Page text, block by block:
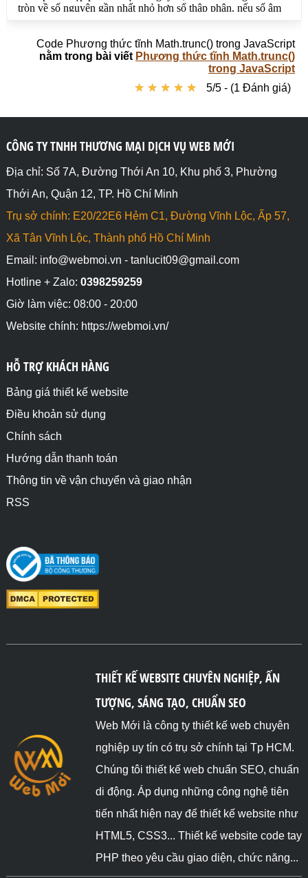
Code Phương thức tĩnh Math.trunc() trong JavaScript
nằm trong bài viết Phương thức tĩnh Math.trunc()
trong JavaScript
★ ★ ★ ★ ★
★ ★ ★ ★ ★ 5/5 - (1 Đánh giá)
CÔNG TY TNHH THƯƠNG MẠI DỊCH VỤ WEB MỚI
Địa chỉ: Số 7A, Đường Thới An 10, Khu phố 3, Phường
Thới An, Quận 12, TP. Hồ Chí Minh
Trụ sở chính: E20/22E6 Hẻm C1, Đường Vĩnh Lộc, Ấp 57,
Xã Tân Vĩnh Lộc, Thành phố Hồ Chí Minh
Email: info@webmoi.vn - tanlucit09@gmail.com
Hotline + Zalo: 0398259259
Giờ làm việc: 08:00 - 20:00
Website chính: https://webmoi.vn/
HỖ TRỢ KHÁCH HÀNG
Bảng giá thiết kế website
Điều khoản sử dụng
Chính sách
Hướng dẫn thanh toán
Thông tin về vận chuyển và giao nhận
RSS
THIẾT KẾ WEBSITE CHUYÊN NGHIỆP, ẤN
TƯỢNG, SÁNG TẠO, CHUẨN SEO
Web Mới là công ty thiết kế web chuyên
nghiệp uy tín có trụ sở chính tại Tp HCM.
Chúng tôi thiết kế web chuẩn SEO, chuẩn
di động. Áp dụng những công nghệ tiên
tiến nhất hiện nay để thiết kế website như
HTML5, CSS3... Thiết kế website code tay
PHP theo yêu cầu giao diện, chức năng...